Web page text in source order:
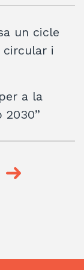
un cicle
circular i
a la
2030”